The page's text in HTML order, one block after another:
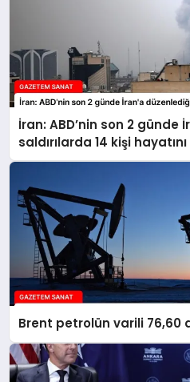
İran: ABD’nin son 2 günde
saldırılarda 14 kişi
Brent petrolün varili 76,60